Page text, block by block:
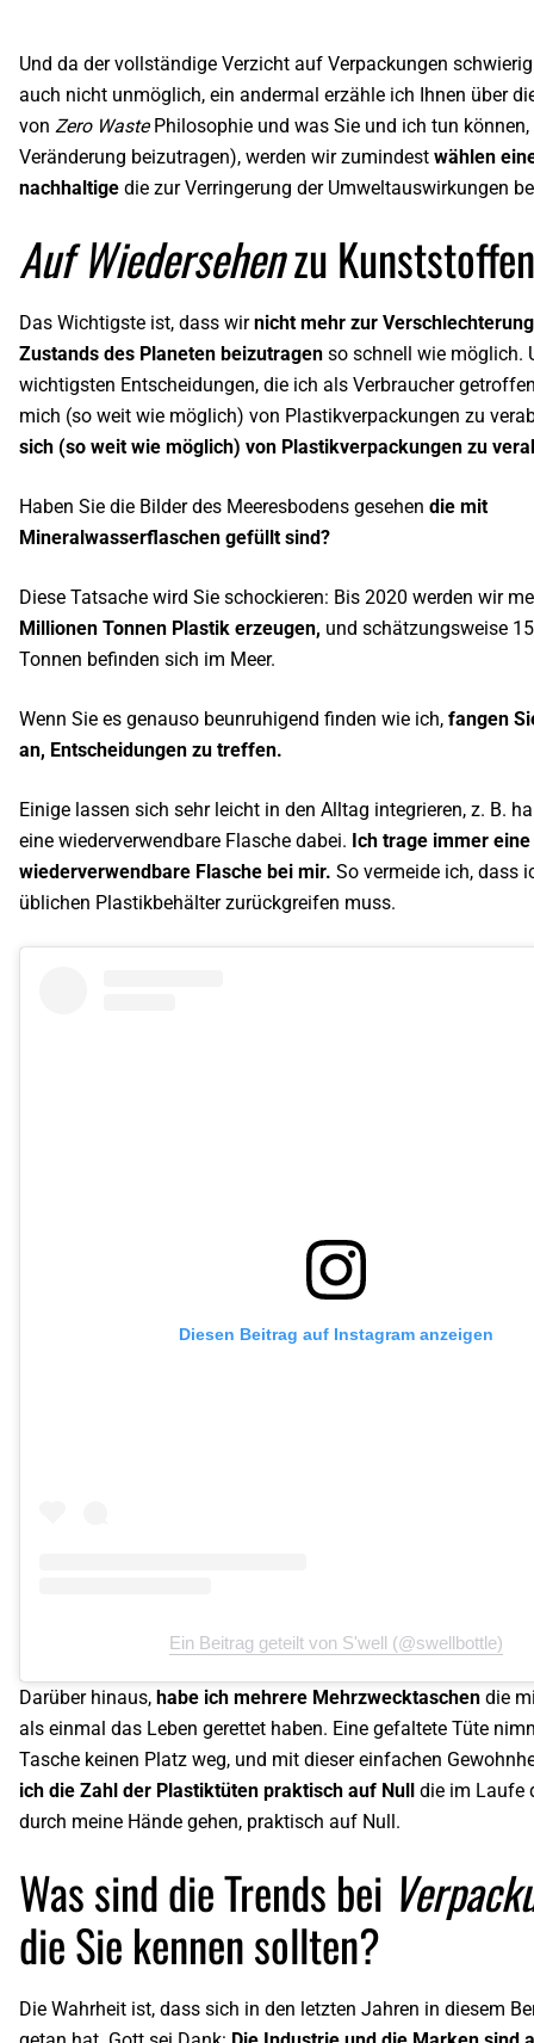
Und da der vollständige Verzicht auf Verpackungen
auch nicht unmöglich, ein andermal erzähle ich Ihnen über
von Zero WastePhilosophie und was Sie und ich tun können,
Veränderung beizutragen), werden wir zumindest wählen
nachhaltige die zur Verringerung der Umweltauswirkungen
Auf Wiedersehenzu Kunststoffen
Das Wichtigste ist, dass wirnicht mehr zur
Zustands des Planeten beizutragen so schnell wie möglich.
wichtigsten Entscheidungen, die ich als Verbraucher
mich (so weit wie möglich) von Plastikverpackungen zu
sich (so weit wie möglich) von Plastikverpackungen zu
Haben Sie die Bilder des Meeresbodens gesehen die mit
Mineralwasserflaschen gefüllt sind?
Diese Tatsache wird Sie schockieren: Bis 2020 werden wir
Millionen Tonnen Plastik erzeugen, und schätzungsweise
Tonnen befinden sich im Meer.
Wenn Sie es genauso beunruhigend finden wie ich, fangen
an, Entscheidungen zu treffen.
Einige lassen sich sehr leicht in den Alltag integrieren, z. B.
eine wiederverwendbare Flasche dabei. Ich trage immer eine
wiederverwendbare Flasche bei mir. So vermeide ich, dass
üblichen Plastikbehälter zurückgreifen muss.
Diesen Beitrag auf Instagram anzeigen
Ein Beitrag geteilt von S'well (@swellbottle)
Darüber hinaus, habe ich mehrere Mehrzwecktaschen die
als einmal das Leben gerettet haben. Eine gefaltete Tüte
Tasche keinen Platz weg, und mit dieser einfachen
ich die Zahl der Plastiktüten praktisch auf Null
die im Laufe
durch meine Hände gehen, praktisch auf Null.
Was sind die Trends bei
die Sie kennen sollten?
Die Wahrheit ist, dass sich in den letzten Jahren in diesem